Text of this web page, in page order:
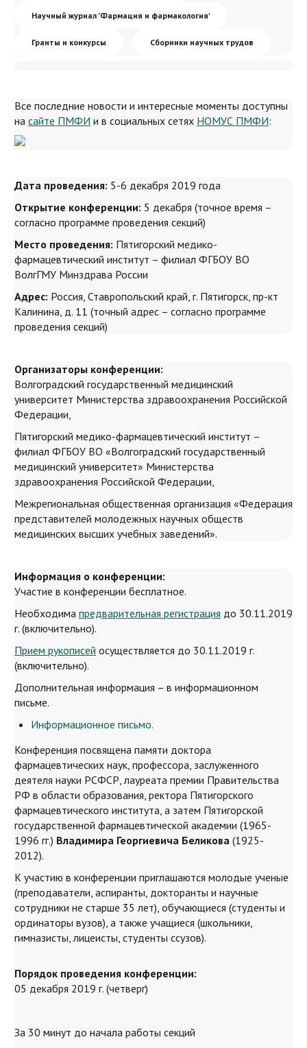
Бланки заявлений
Задать вопрос
Платёжные реквизиты вуза
Награды
Сборники научных трудов
Получение доступов в системы ПМФИ
Научный журнал 'Фармация и фармакология'
Гранты и конкурсы Сборники научных трудов
Все последние новости и интересные моменты доступны
на сайте ПМФИ и в социальных сетях НОМУС ПМФИ:
Дата проведения: 5-6 декабря 2019 года
Открытие конференции: 5 декабря (точное время –
согласно программе проведения секций)
Место проведения: Пятигорский медико-
фармацевтический институт – филиал ФГБОУ ВО
ВолгГМУ Минздрава России
Адрес: Россия, Ставропольский край, г. Пятигорск, пр-кт
Калинина, д. 11 (точный адрес – согласно программе
проведения секций)
Организаторы конференции:
Волгоградский государственный медицинский
университет Министерства здравоохранения Российской
Федерации,
Пятигорский медико-фармацевтический институт –
филиал ФГБОУ ВО «Волгоградский государственный
медицинский университет» Министерства
здравоохранения Российской Федерации,
Межрегиональная общественная организация «Федерация
представителей молодежных научных обществ
медицинских высших учебных заведений».
Информация о конференции:
Участие в конференции бесплатное.
Необходима предварительная регистрация до 30.11.2019
г. (включительно).
Прием рукописей осуществляется до 30.11.2019 г.
(включительно).
Дополнительная информация – в информационном
письме.
Информационное письмо.
Конференция посвящена памяти доктора
фармацевтических наук, профессора, заслуженного
деятеля науки РСФСР, лауреата премии Правительства
РФ в области образования, ректора Пятигорского
фармацевтического института, а затем Пятигорской
государственной фармацевтической академии (1965-
1996 гг.) Владимира Георгиевича Беликова (1925-
2012).
К участию в конференции приглашаются молодые ученые
(преподаватели, аспиранты, докторанты и научные
сотрудники не старше 35 лет), обучающиеся (студенты и
ординаторы вузов), а также учащиеся (школьники,
гимназисты, лицеисты, студенты ссузов).
Порядок проведения конференции:
05 декабря 2019 г. (четверг)
За 30 минут до начала работы секций